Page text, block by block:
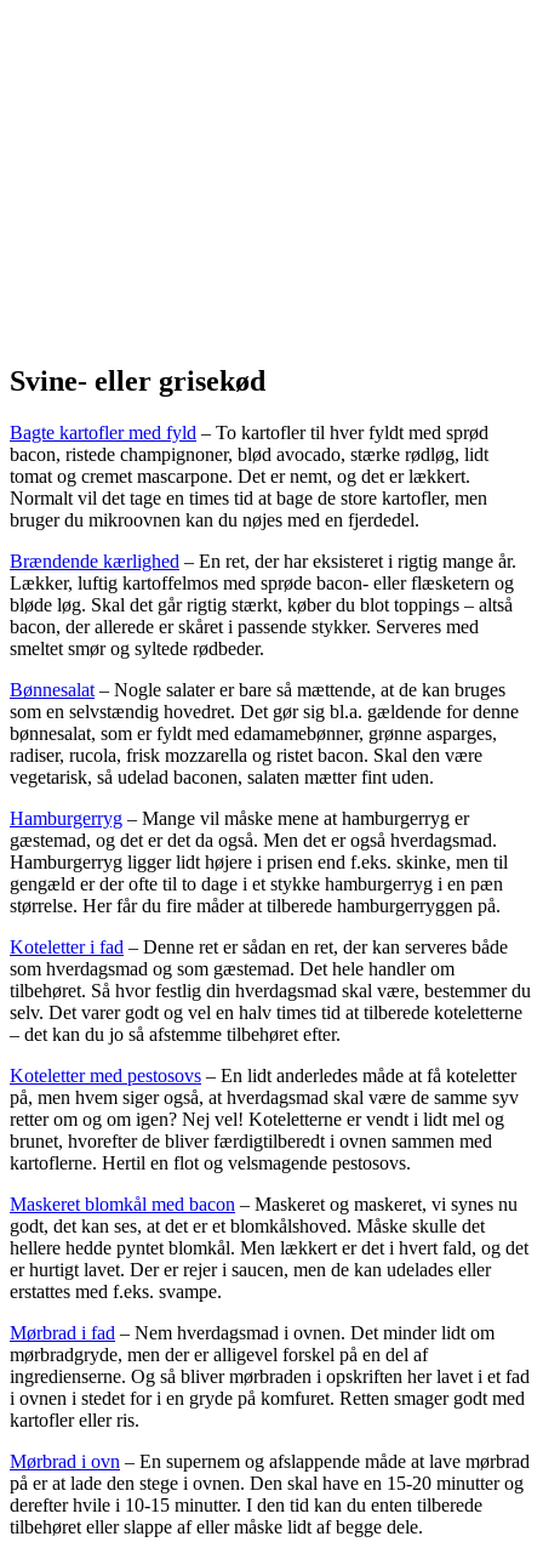
Svine- eller grisekød
Bagte kartofler med fyld – To kartofler til hver fyldt med sprød
bacon, ristede champignoner, blød avocado, stærke rødløg, lidt
tomat og cremet mascarpone. Det er nemt, og det er lækkert.
Normalt vil det tage en times tid at bage de store kartofler, men
bruger du mikroovnen kan du nøjes med en fjerdedel.
Brændende kærlighed – En ret, der har eksisteret i rigtig mange år.
Lækker, luftig kartoffelmos med sprøde bacon- eller flæsketern og
bløde løg. Skal det går rigtig stærkt, køber du blot toppings – altså
bacon, der allerede er skåret i passende stykker. Serveres med
smeltet smør og syltede rødbeder.
Bønnesalat – Nogle salater er bare så mættende, at de kan bruges
som en selvstændig hovedret. Det gør sig bl.a. gældende for denne
bønnesalat, som er fyldt med edamamebønner, grønne asparges,
radiser, rucola, frisk mozzarella og ristet bacon. Skal den være
vegetarisk, så udelad baconen, salaten mætter fint uden.
Hamburgerryg – Mange vil måske mene at hamburgerryg er
gæstemad, og det er det da også. Men det er også hverdagsmad.
Hamburgerryg ligger lidt højere i prisen end f.eks. skinke, men til
gengæld er der ofte til to dage i et stykke hamburgerryg i en pæn
størrelse. Her får du fire måder at tilberede hamburgerryggen på.
Koteletter i fad – Denne ret er sådan en ret, der kan serveres både
som hverdagsmad og som gæstemad. Det hele handler om
tilbehøret. Så hvor festlig din hverdagsmad skal være, bestemmer du
selv. Det varer godt og vel en halv times tid at tilberede koteletterne
– det kan du jo så afstemme tilbehøret efter.
Koteletter med pestosovs – En lidt anderledes måde at få koteletter
på, men hvem siger også, at hverdagsmad skal være de samme syv
retter om og om igen? Nej vel! Koteletterne er vendt i lidt mel og
brunet, hvorefter de bliver færdigtilberedt i ovnen sammen med
kartoflerne. Hertil en flot og velsmagende pestosovs.
Maskeret blomkål med bacon – Maskeret og maskeret, vi synes nu
godt, det kan ses, at det er et blomkålshoved. Måske skulle det
hellere hedde pyntet blomkål. Men lækkert er det i hvert fald, og det
er hurtigt lavet. Der er rejer i saucen, men de kan udelades eller
erstattes med f.eks. svampe.
Mørbrad i fad – Nem hverdagsmad i ovnen. Det minder lidt om
mørbradgryde, men der er alligevel forskel på en del af
ingredienserne. Og så bliver mørbraden i opskriften her lavet i et fad
i ovnen i stedet for i en gryde på komfuret. Retten smager godt med
kartofler eller ris.
Mørbrad i ovn – En supernem og afslappende måde at lave mørbrad
på er at lade den stege i ovnen. Den skal have en 15-20 minutter og
derefter hvile i 10-15 minutter. I den tid kan du enten tilberede
tilbehøret eller slappe af eller måske lidt af begge dele.